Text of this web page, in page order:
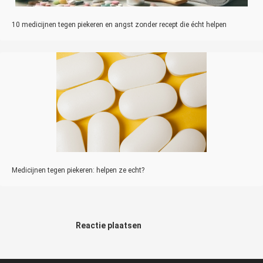
10 medicijnen tegen piekeren en angst zonder recept die écht helpen
Medicijnen tegen piekeren: helpen ze echt?
Reactie plaatsen